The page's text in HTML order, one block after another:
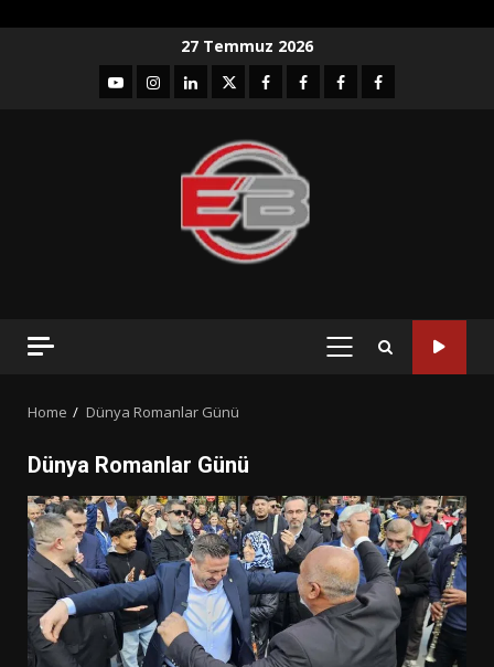
27 Temmuz 2026
YouTubeInstagram
LinkedIntwitterfacebook-Facebook-
Facebook-Facebook-
PRIMARY
Home Dünya Romanlar Günü
Dünya Romanlar Günü